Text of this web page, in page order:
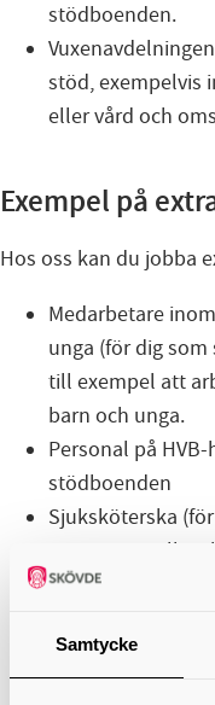
Samtycke
stödboenden.
stöd, exempelvis
eller vård och
Exempel på
Hos oss kan du jobba
Medarbetare
unga (för dig
till exempel att
barn och unga.
Personal på
stödboenden
Sjuksköterska
terminerna till
Boendestödjare
Undersköterska